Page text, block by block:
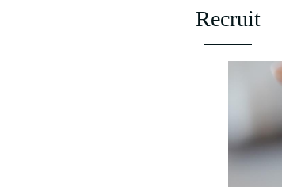
Recruit